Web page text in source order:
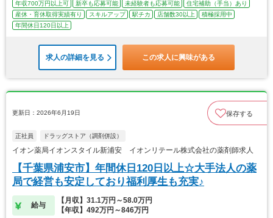
年収700万円以上可 新卒も応募可能 未経験者も応募可能
住宅補助（手当）あり
産休・育休取得実績有り
スキルアップ 駅チカ 店舗数30以上
積極採用中
年間休日120日以上
求人の詳細を見る この求人に興味がある
更新日：2026年6月19日 保存する
正社員 ドラッグストア（調剤併設）
イオン薬局イオンスタイル新浦安 イオンリテール株式会社の薬剤師求人
【千葉県浦安市】年間休日120日以上☆大手法人の薬
局で経営も安定しており福利厚生も充実♪
給与
【月収】31.1万円～58.0万円
【年収】492万円～846万円